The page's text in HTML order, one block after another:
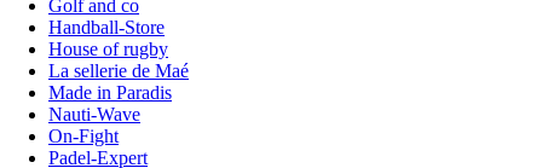
Golf and co
Handball-Store
House of rugby
La sellerie de Maé
Made in Paradis
Nauti-Wave
On-Fight
Padel-Expert